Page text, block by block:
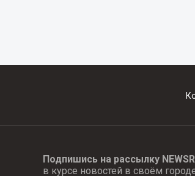
Подпишись на рассылку
в курсе новостей в своём